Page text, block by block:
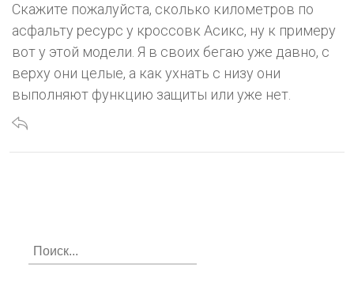
Скажите пожалуйста, сколько километров по
асфальту ресурс у кроссовк Асикс, ну к примеру
вот у этой модели. Я в своих бегаю уже давно, с
верху они целые, а как ухнать с низу они
выполняют функцию защиты или уже нет.